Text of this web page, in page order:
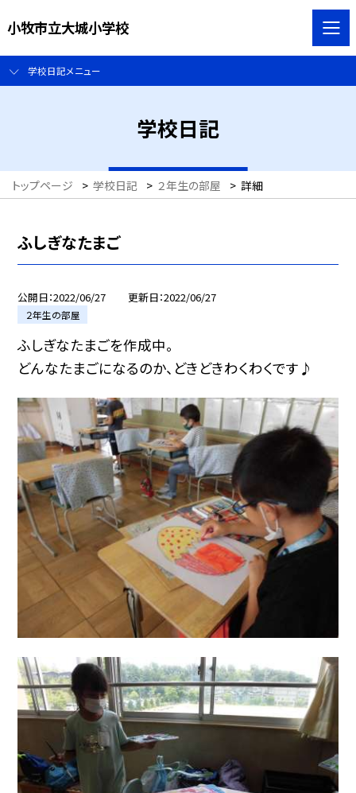
小牧市立大城小学校
学校日記メニュー
学校日記
トップページ > 学校日記 > ２年生の部屋 > 詳細
ふしぎなたまご
公開日 2022/06/27 更新日 2022/06/27
２年生の部屋
ふしぎなたまごを作成中。
どんなたまごになるのか、どきどきわくわくです♪